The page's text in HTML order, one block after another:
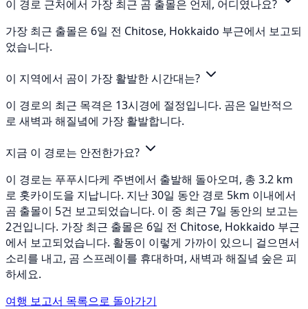
이 경로 근처에서 가장 최근 곰 출몰은 언제, 어디였나요?
가장 최근 출몰은 6일 전 Chitose, Hokkaido 부근에서 보고되
었습니다.
이 지역에서 곰이 가장 활발한 시간대는?
이 경로의 최근 목격은 13시경에 절정입니다. 곰은 일반적으
로 새벽과 해질녘에 가장 활발합니다.
지금 이 경로는 안전한가요?
이 경로는 푸푸시다케 주변에서 출발해 돌아오며, 총 3.2 km
로 홋카이도을 지납니다. 지난 30일 동안 경로 5km 이내에서
곰 출몰이 5건 보고되었습니다. 이 중 최근 7일 동안의 보고는
2건입니다. 가장 최근 출몰은 6일 전 Chitose, Hokkaido 부근
에서 보고되었습니다. 활동이 이렇게 가까이 있으니 걸으면서
소리를 내고, 곰 스프레이를 휴대하며, 새벽과 해질녘 숲은 피
하세요.
여행 보고서 목록으로 돌아가기